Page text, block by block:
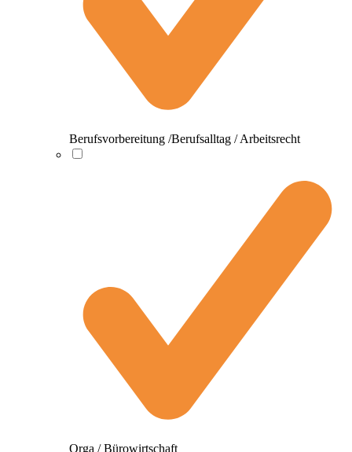
Berufsvorbereitung /Berufsalltag / Arbeitsrecht
Orga / Bürowirtschaft